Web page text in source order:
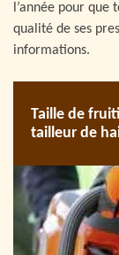
l’année pour
qualité de ses
informations.
Taille de
tailleur de